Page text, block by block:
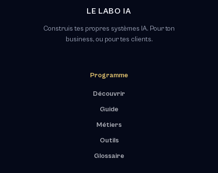
LE LABO IA
Construis tes propres systèmes IA. Pour ton
business, ou pour tes clients.
Programme
Découvrir
Guide
Métiers
Outils
Glossaire